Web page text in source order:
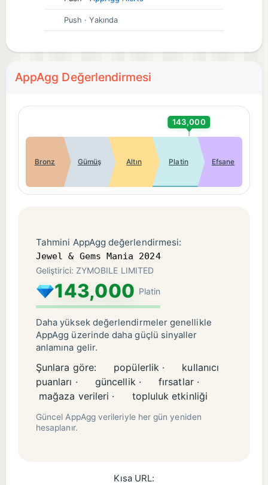
Push · Yakında
AppAgg Değerlendirmesi
143,000
Bronz Gümüş Altın Platin Efsane
Tahmini AppAgg değerlendirmesi:
Jewel & Gems Mania 2024
Geliştirici: ZYMOBILE LIMITED
143,000 Platin
Daha yüksek değerlendirmeler genellikle
AppAgg üzerinde daha güçlü sinyaller
anlamına gelir.
Şunlara göre: popülerlik ·
kullanıcı
puanları ·
güncellik ·
fırsatlar ·
mağaza verileri ·
topluluk etkinliği
Güncel AppAgg verileriyle her gün yeniden
hesaplanır.
Kısa URL: